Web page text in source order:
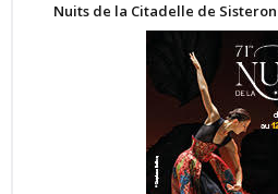
Nuits de la Citadelle de